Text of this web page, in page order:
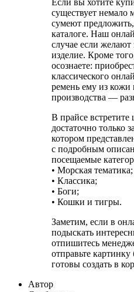
существует немало
сумеют
каталоге. Наш
случае если желают
изделие. Кроме
осознаете:
классического
ремень ему из кожи
производства —
В прайсе
достаточно только
котором
с подробным
посещаемые
• Морская тематика;
• Классика;
• Боги;
• Кошки и тигры.
Заметим, если в
подыскать
отпишитесь
отправьте
готовы создать в
Автор